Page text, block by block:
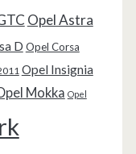
Opel Astra
D Opel Corsa
Opel Insignia
Mokka Opel